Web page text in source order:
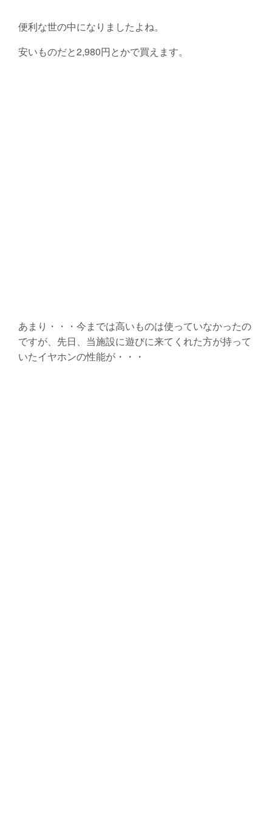
便利な世の中になりましたよね。
安いものだと2,980円とかで買えます。
あまり・・・今までは高いものは使っていなかったの
ですが、先日、当施設に遊びに来てくれた方が持って
いたイヤホンの性能が・・・